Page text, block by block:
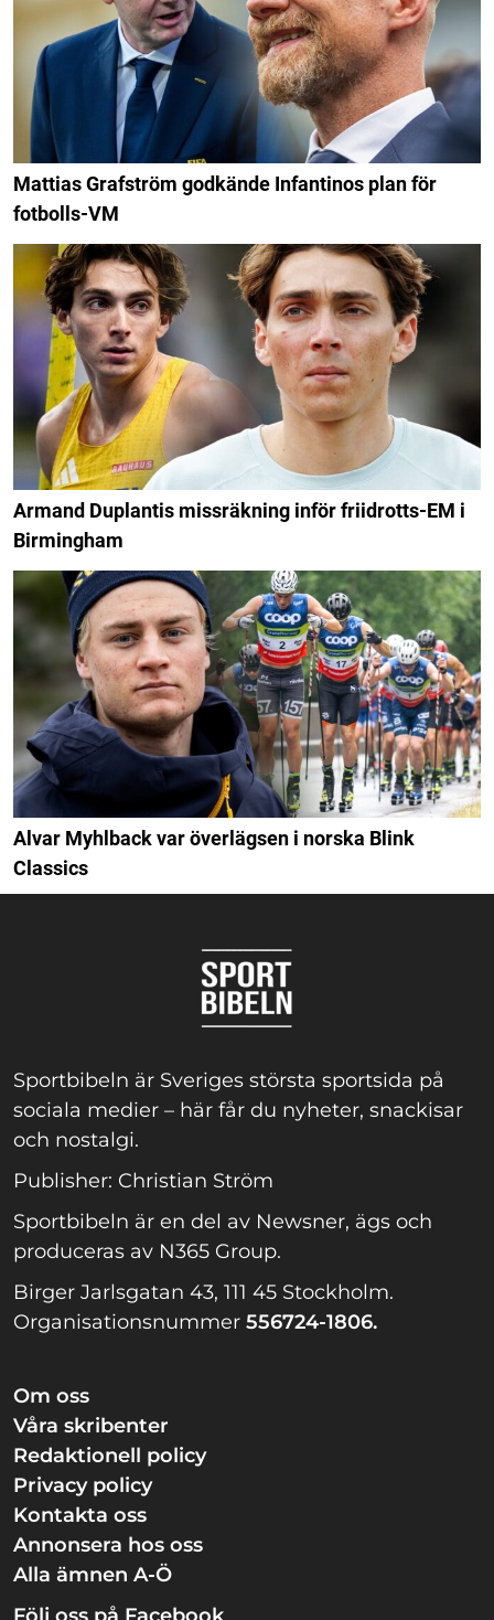
Mattias Grafström godkände Infantinos plan för
fotbolls-VM
Armand Duplantis missräkning inför friidrotts-EM i
Birmingham
Alvar Myhlback var överlägsen i norska Blink
Classics
Sportbibeln är Sveriges största sportsida på
sociala medier – här får du nyheter, snackisar
och nostalgi.
Publisher: Christian Ström
Sportbibeln är en del av Newsner, ägs och
produceras av N365 Group.
Birger Jarlsgatan 43, 111 45 Stockholm.
Organisationsnummer 556724-1806.
Om oss
Våra skribenter
Redaktionell policy
Privacy policy
Kontakta oss
Annonsera hos oss
Alla ämnen A-Ö